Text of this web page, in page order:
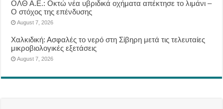
ΟΛΘ Α.Ε.: Οκτώ νέα υβριδικά οχήματα απέκτησε το λιμάνι –
Ο στόχος της επένδυσης
August 7, 2026
Χαλκιδική: Ασφαλές το νερό στη Σίβηρη μετά τις τελευταίες
μικροβιολογικές εξετάσεις
August 7, 2026